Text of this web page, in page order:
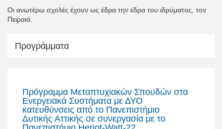
Οι ανωτέρω σχολές έχουν ως έδρα την έδρα του ιδρύματος, τον
Πειραιά.
Προγράμματα
Πρόγραμμα Μεταπτυχιακών Σπουδών στα
Ενεργειακά Συστήματα με ΔΥΟ
κατευθύνσεις από το Πανεπιστήμιο
Δυτικής Αττικής σε συνεργασία με το